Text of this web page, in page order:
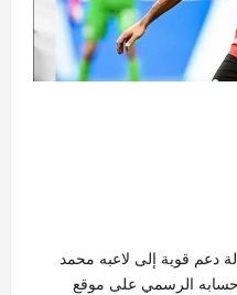
دعم قوية إلى لاعبه محمد
حسابه الرسمي على موقع